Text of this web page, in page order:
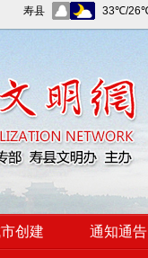
创建 通知通告